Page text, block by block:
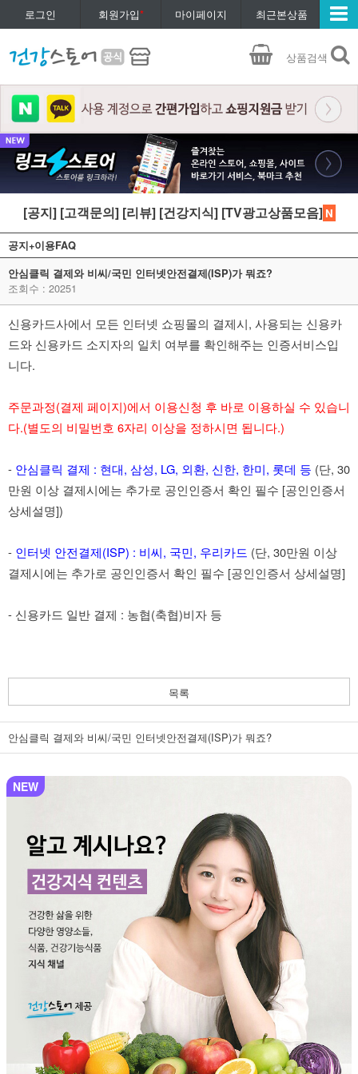
로그인 회원가입* 마이페이지 최근본상품
상품검색
[공지] [고객문의] [리뷰] [건강지식] [TV광고상품모음] N
공지+이용FAQ
안심클릭 결제와 비씨/국민 인터넷안전결제(ISP)가 뭐죠?
조회수 : 20251
신용카드사에서 모든 인터넷 쇼핑몰의 결제시, 사용되는 신용카
드와 신용카드 소지자의 일치 여부를 확인해주는 인증서비스입
니다.
주문과정(결제 페이지)에서 이용신청 후 바로 이용하실 수 있습니
다.(별도의 비밀번호 6자리 이상을 정하시면 됩니다.)
- 안심클릭 결제 : 현대, 삼성, LG, 외환, 신한, 한미, 롯데 등 (단, 30
만원 이상 결제시에는 추가로 공인인증서 확인 필수 [공인인증서
상세설명])
- 인터넷 안전결제(ISP) : 비씨, 국민, 우리카드 (단, 30만원 이상
결제시에는 추가로 공인인증서 확인 필수 [공인인증서 상세설명]
- 신용카드 일반 결제 : 농협(축협)비자 등
목록
안심클릭 결제와 비씨/국민 인터넷안전결제(ISP)가 뭐죠?
NEW